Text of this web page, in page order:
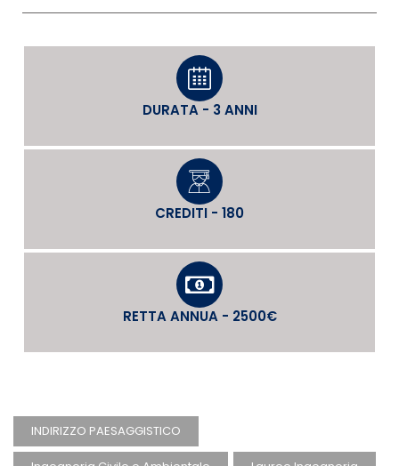
DURATA - 3 ANNI
CREDITI - 180
RETTA ANNUA - 2500€
INDIRIZZO PAESAGGISTICO